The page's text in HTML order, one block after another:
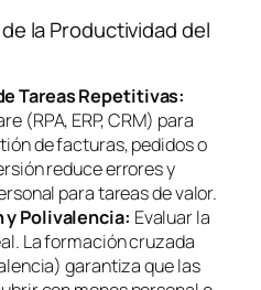
la Productividad del
Tareas Repetitivas:
(RPA, ERP, CRM) para
de facturas, pedidos o
reduce errores y
para tareas de valor.
Polivalencia: Evaluar la
La formación cruzada
garantiza que las